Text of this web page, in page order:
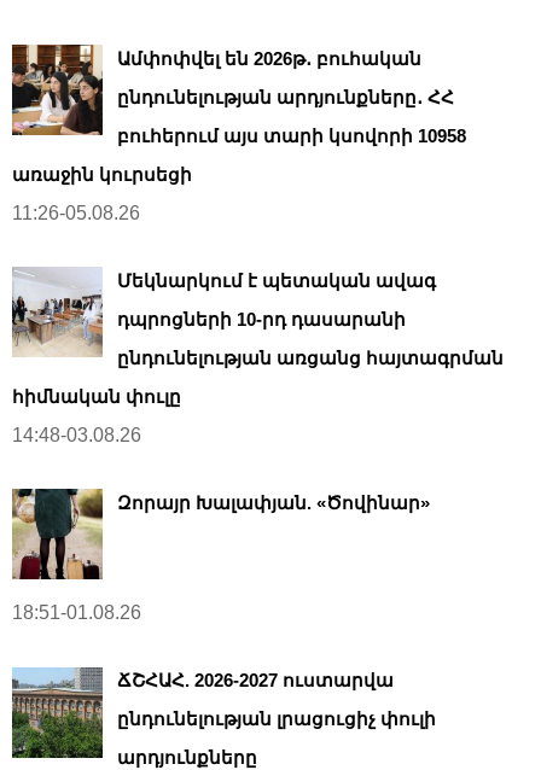
Ամփոփվել են 2026թ․ բուհական
ընդունելության արդյունքները․ ՀՀ
բուհերում այս տարի կսովորի 10958
առաջին կուրսեցի
11:26-05.08.26
Մեկնարկում է պետական ավագ
դպրոցների 10-րդ դասարանի
ընդունելության առցանց հայտագրման
հիմնական փուլը
14:48-03.08.26
Զորայր Խալափյան. «Ծովինար»
18:51-01.08.26
ՃՇՀԱՀ. 2026-2027 ուստարվա
ընդունելության լրացուցիչ փուլի
արդյունքները